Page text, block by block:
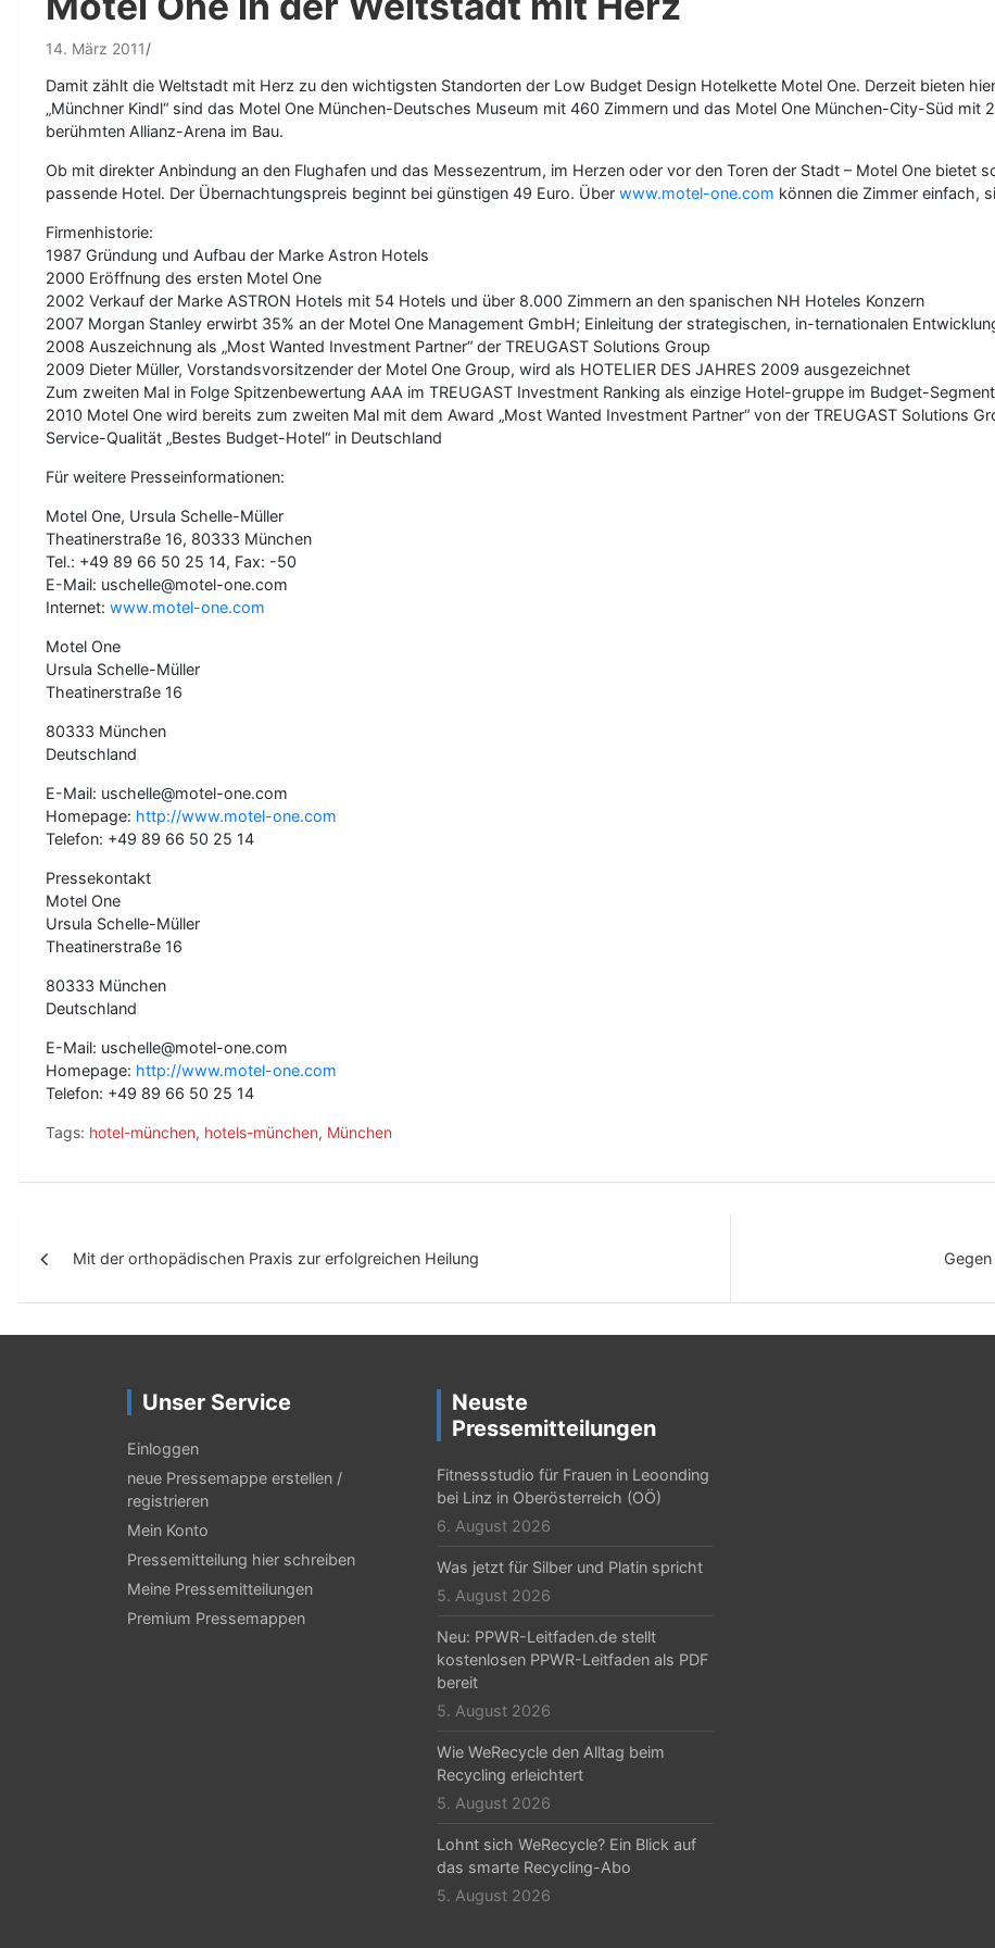
14. März 2011
Damit zählt die Weltstadt mit Herz zu den wichtigsten Standorten der Low Budget Design Hotelkette Motel One. Derzeit bieten
„Münchner Kindl“ sind das Motel One München-Deutsches Museum mit 460 Zimmern und das Motel One München-City-Süd mit
berühmten Allianz-Arena im Bau.
Ob mit direkter Anbindung an den Flughafen und das Messezentrum, im Herzen oder vor den Toren der Stadt – Motel One bietet
passende Hotel. Der Übernachtungspreis beginnt bei günstigen 49 Euro. Über www.motel-one.com können die Zimmer einfach,
Firmenhistorie:
1987 Gründung und Aufbau der Marke Astron Hotels
2000 Eröffnung des ersten Motel One
2002 Verkauf der Marke ASTRON Hotels mit 54 Hotels und über 8.000 Zimmern an den spanischen NH Hoteles Konzern
2007 Morgan Stanley erwirbt 35% an der Motel One Management GmbH; Einleitung der strategischen, in-ternationalen
2008 Auszeichnung als „Most Wanted Investment Partner“ der TREUGAST Solutions Group
2009 Dieter Müller, Vorstandsvorsitzender der Motel One Group, wird als HOTELIER DES JAHRES 2009 ausgezeichnet
Zum zweiten Mal in Folge Spitzenbewertung AAA im TREUGAST Investment Ranking als einzige Hotel-gruppe im Budget-Segment
2010 Motel One wird bereits zum zweiten Mal mit dem Award „Most Wanted Investment Partner“ von der TREUGAST Solutions
Service-Qualität „Bestes Budget-Hotel“ in Deutschland
Für weitere Presseinformationen:
Motel One, Ursula Schelle-Müller
Theatinerstraße 16, 80333 München
Tel.: +49 89 66 50 25 14, Fax: -50
E-Mail: uschelle@motel-one.com
Internet: www.motel-one.com
Motel One
Ursula Schelle-Müller
Theatinerstraße 16
80333 München
Deutschland
E-Mail: uschelle@motel-one.com
Homepage: http://www.motel-one.com
Telefon: +49 89 66 50 25 14
Pressekontakt
Motel One
Ursula Schelle-Müller
Theatinerstraße 16
80333 München
Deutschland
E-Mail: uschelle@motel-one.com
Homepage: http://www.motel-one.com
Telefon: +49 89 66 50 25 14
Tags: hotel-münchen, hotels-münchen, München
i
t
Mit der orthopädischen Praxis zur erfolgreichen Heilung
Unser Service
Einloggen
neue Pressemappe erstellen /
registrieren
Mein Konto
Pressemitteilung hier schreiben
Meine Pressemitteilungen
Premium Pressemappen
Neuste
Pressemitteilungen
Fitnessstudio für Frauen in Leoonding
bei Linz in Oberösterreich (OÖ)
6. August 2026
Was jetzt für Silber und Platin spricht
5. August 2026
Neu: PPWR-Leitfaden.de stellt
kostenlosen PPWR-Leitfaden als PDF
bereit
5. August 2026
Wie WeRecycle den Alltag beim
Recycling erleichtert
5. August 2026
Lohnt sich WeRecycle? Ein Blick auf
das smarte Recycling-Abo
5. August 2026